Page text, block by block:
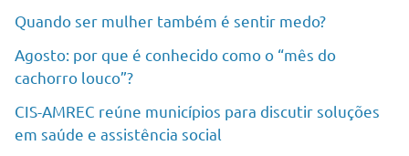
Quando ser mulher também é sentir medo?
Agosto: por que é conhecido como o “mês do
cachorro louco”?
CIS-AMREC reúne municípios para discutir soluções
em saúde e assistência social